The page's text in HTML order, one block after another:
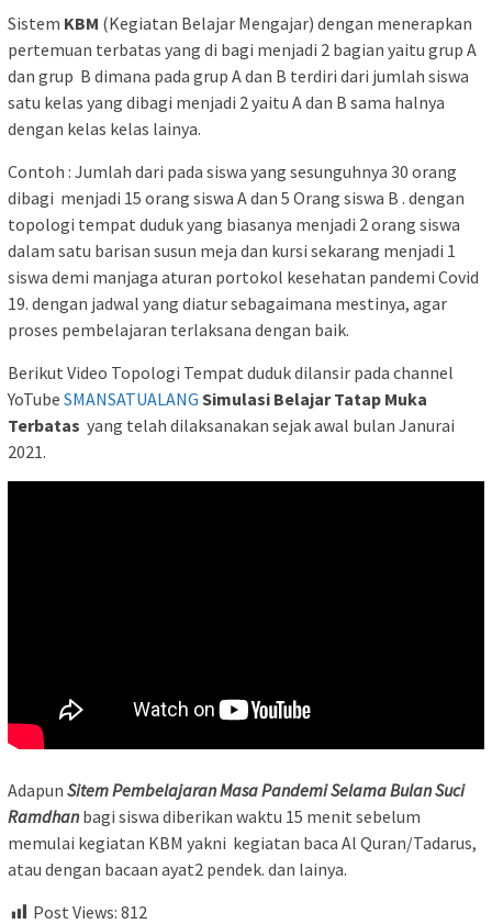
Sistem KBM (Kegiatan Belajar Mengajar) dengan menerapkan
pertemuan terbatas yang di bagi menjadi 2 bagian yaitu grup A
dan grup B dimana pada grup A dan B terdiri dari jumlah siswa
satu kelas yang dibagi menjadi 2 yaitu A dan B sama halnya
dengan kelas kelas lainya.
Contoh : Jumlah dari pada siswa yang sesunguhnya 30 orang
dibagi menjadi 15 orang siswa A dan 5 Orang siswa B . dengan
topologi tempat duduk yang biasanya menjadi 2 orang siswa
dalam satu barisan susun meja dan kursi sekarang menjadi 1
siswa demi manjaga aturan portokol kesehatan pandemi Covid
19. dengan jadwal yang diatur sebagaimana mestinya, agar
proses pembelajaran terlaksana dengan baik.
Berikut Video Topologi Tempat duduk dilansir pada channel
YoTube SMANSATUALANG Simulasi Belajar Tatap Muka
Terbatas yang telah dilaksanakan sejak awal bulan Janurai
2021.
Adapun Sitem Pembelajaran Masa Pandemi Selama Bulan Suci
Ramdhanbagi siswa diberikan waktu 15 menit sebelum
memulai kegiatan KBM yakni kegiatan baca Al Quran/Tadarus,
atau dengan bacaan ayat2 pendek. dan lainya.
Post Views: 812